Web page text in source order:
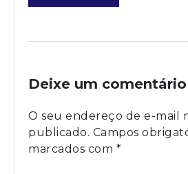
Deixe um comentário
O seu endereço de e-mail
publicado. Campos
marcados com *